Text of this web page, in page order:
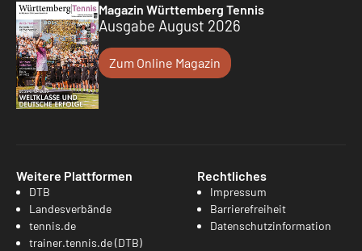
Magazin Württemberg Tennis
Ausgabe August 2026
Zum Online Magazin
Weitere Plattformen
DTB
Landesverbände
tennis.de
trainer.tennis.de (DTB)
Rechtliches
Impressum
Barrierefreiheit
Datenschutzinformation